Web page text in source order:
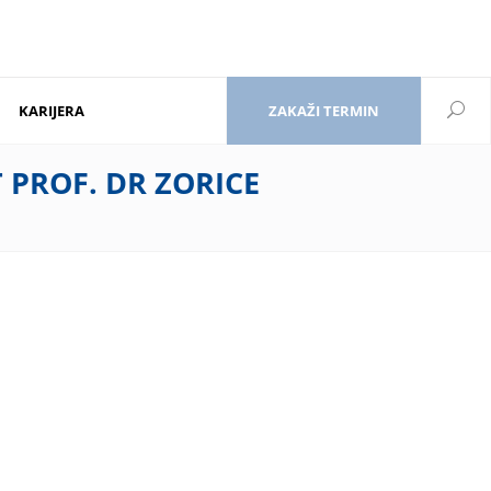
none; line-height: 12px; margin-top: 15px; margin-bottom:
KARIJERA ZAKAŽI TERMIN
DR ZORICE